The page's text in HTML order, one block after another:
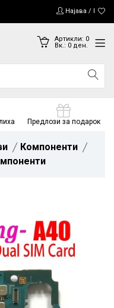
Најава /
Артикли: 0
Вк.: 0ден.
Предлози за подарок
Компоненти